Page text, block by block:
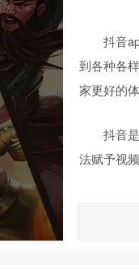
抖音
到各种各
家更好的
抖音
法赋予视